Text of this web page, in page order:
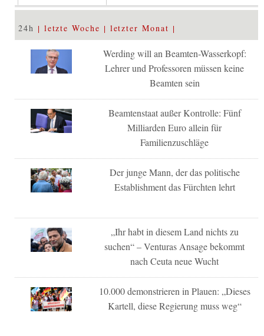
24h letzte Woche letzter Monat
Werding will an Beamten-Wasserkopf:
Lehrer und Professoren müssen keine
Beamten sein
Beamtenstaat außer Kontrolle: Fünf
Milliarden Euro allein für
Familienzuschläge
Der junge Mann, der das politische
Establishment das Fürchten lehrt
„Ihr habt in diesem Land nichts zu
suchen“ – Venturas Ansage bekommt
nach Ceuta neue Wucht
10.000 demonstrieren in Plauen: „Dieses
Kartell, diese Regierung muss weg“